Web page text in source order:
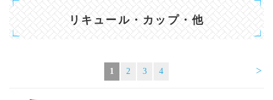
リキュール・カップ・他
>
1 2 3 4